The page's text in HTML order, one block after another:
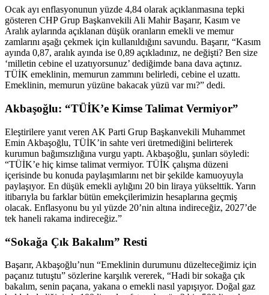
Ocak ayı enflasyonunun yüzde 4,84 olarak açıklanmasına tepki
gösteren CHP Grup Başkanvekili Ali Mahir Başarır, Kasım ve
Aralık aylarında açıklanan düşük oranların emekli ve memur
zamlarını aşağı çekmek için kullanıldığını savundu. Başarır, “Kasım
ayında 0,87, aralık ayında ise 0,89 açıkladınız, ne değişti? Ben size
‘milletin cebine el uzatıyorsunuz’ dediğimde bana dava açtınız.
TÜİK emeklinin, memurun zammını belirledi, cebine el uzattı.
Emeklinin, memurun yüzüne bakacak yüzü var mı?” dedi.
Akbaşoğlu: “TÜİK’e Kimse Talimat Vermiyor”
Eleştirilere yanıt veren AK Parti Grup Başkanvekili Muhammet
Emin Akbaşoğlu, TÜİK’in sahte veri üretmediğini belirterek
kurumun bağımsızlığına vurgu yaptı. Akbaşoğlu, şunları söyledi:
“TÜİK’e hiç kimse talimat vermiyor. TÜİK çalışma düzeni
içerisinde bu konuda paylaşımlarını net bir şekilde kamuoyuyla
paylaşıyor. En düşük emekli aylığını 20 bin liraya yükselttik. Yarın
itibarıyla bu farklar bütün emekçilerimizin hesaplarına geçmiş
olacak. Enflasyonu bu yıl yüzde 20’nin altına indireceğiz, 2027’de
tek haneli rakama indireceğiz.”
“Sokağa Çık Bakalım” Resti
Başarır, Akbaşoğlu’nun “Emeklinin durumunu düzelteceğimiz için
paçanız tutuştu” sözlerine karşılık vererek, “Hadi bir sokağa çık
bakalım, senin paçana, yakana o emekli nasıl yapışıyor. Doğal gaz